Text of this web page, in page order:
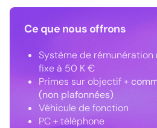
Ce que nous offrons
Système de rémunération
fixe à 50 K €
Primes sur objectif +
(non plafonnées)
Véhicule de fonction
PC + téléphone